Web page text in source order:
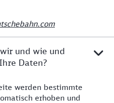
und wie und
Daten?
werden bestimmte
erhoben und